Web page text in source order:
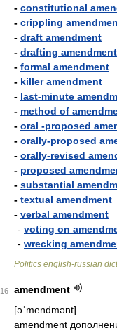
- constitutional
- crippling
- draft amendment
- drafting amendment
- formal amendment
- killer amendment
- last-minute
- method of
- oral -proposed
- orally-proposed
- orally-revised
- proposed
- substantial
- textual amendment
- verbal amendment
- voting on
- wrecking
Politics english-russian
16
amendment
[əˈmendmənt]
amendment